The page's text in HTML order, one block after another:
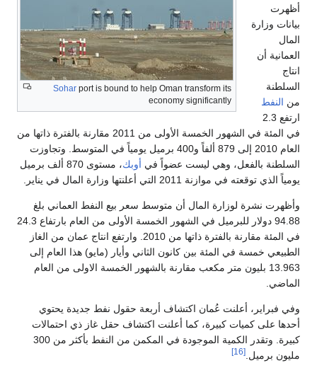
Sohar port is bound to help Oman transform its
economy significantly
أظهرت
بيانات وزارة
المال
العمانية أن
انتاج
السلطنة
من النفط
ارتفع 2.3
في المئة في الشهور الخمسة الأولى من 2011 مقارنة بالفترة ذاتها من
العام 2010 إلى 879 ألفاً و400 برميل يومياً في المتوسط. وتجاوزت
السلطنة بالفعل، وهي ليست عضواً في أوبك
، مستوى 870 ألف برميل
يومياً الذي توقعته في موازنة 2011 التي أعلنتها وزارة المال في يناير.
وأظهرت نشرة لوزارة المال أن متوسط سعر بيع النفط العماني بلغ
94.88 دولار للبرميل في الشهور الخمسة الأولى من العام بارتفاع 24.3
في المئة مقارنة بالفترة ذاتها من 2010. وارتفع انتاج عمان من الغاز
الطبيعي خمسة في المئة بين كانون الثاني وأيار (مايو) هذا العام إلى
13.963 بليون متر مكعب مقارنة بالشهور الخمسة الاولى من العام
الماضي.
وفي فبراير، أعلنت عُمان اكتشاف أربعة حقول نفط جديدة يحتوي
أحدها على كميات كبيرة، كما أعلنت اكتشاف حقل غاز ذي احتمالات
كبيرة. وتقدر الكمية الموجودة في المكمن من النفط بأكثر من 300
مليون برميل.[16]